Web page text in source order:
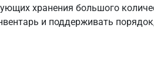
хранения большого
и поддерживать